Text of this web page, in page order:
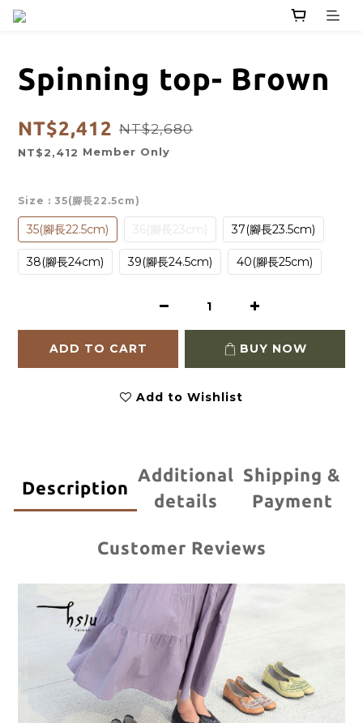
Spinning top- Brown
NT$2,412 NT$2,680
NT$2,412 Member Only
Size : 35(腳長22.5cm)
35(腳長22.5cm) 36(腳長23cm) 37(腳長23.5cm)
38(腳長24cm) 39(腳長24.5cm) 40(腳長25cm)
ADD TO CART BUY NOW
Add to Wishlist
Description
Additional
details
Shipping &
Payment
Customer Reviews